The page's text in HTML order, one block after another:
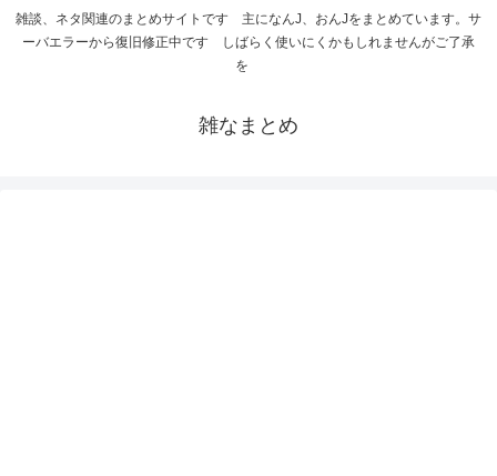
雑談、ネタ関連のまとめサイトです 主になんJ、おんJをまとめています。サ
ーバエラーから復旧修正中です しばらく使いにくかもしれませんがご了承
を
雑なまとめ